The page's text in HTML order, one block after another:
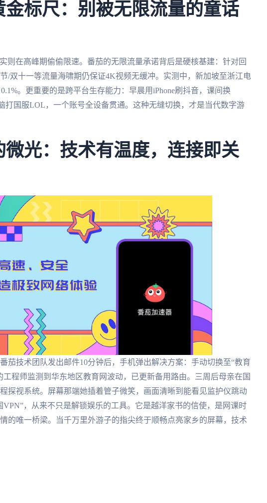
金标尺：别被无限流量的童话
则在高峰期偷偷限速。番茄的无限流量承诺背后是硬核基建：针对回
/双十一等流量海啸期仍保证4K视频无缓冲。实测中，新加坡至浙江电
。更重要的是跨平台生存能力：早晨用iPhone刷抖音，课间换
打国服LOL，一个账号全设备贯通。这种无缝切换，才是当代数字游
微光：技术有温度，连接即关
茄技术团队发出邮件10分钟后，手机弹出解决方案：手动切换至“教育
工程师监测到华东地区教育网波动，已更新备用路由。三周后母亲在国
探视系统。屏幕那端她插着管子微笑，画面清晰到能看见监护仪跳动
，从来不只是解锁娱乐的工具。它是越洋家书的信使，是网课时
的唯一桥梁。当千万里外游子的指尖终于顺畅点亮家乡的屏幕，技术